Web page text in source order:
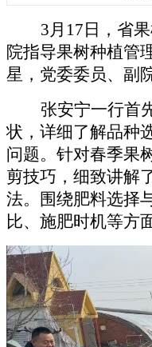
3月17日，省
院指导果树种植管
星，党委委员、副
张安宁一行首
状，详细了解品种
问题。针对春季果
剪技巧，细致讲解
法。围绕肥料选择
比、施肥时机等方